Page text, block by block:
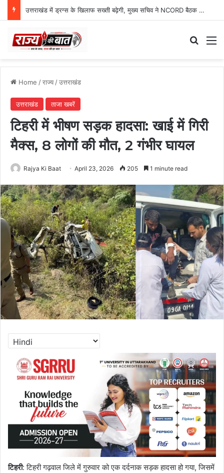
उत्तराखंड में ड्रग्स के खिलाफ सख्ती बढ़ेगी, मुख्य सचिव ने NCORD बैठक में दिए कड़े निर्देश
Home /राज्य/उत्तराखंड
उत्तराखंड ताजा खबरें
टिहरी में भीषण सड़क हादसा: खाई में गिरी
मैक्स, 8 लोगों की मौत, 2 गंभीर घायल
Rajya Ki Baat April 23, 2026 205 1 minute read
टिहरी: टिहरी गढ़वाल जिले में गुरुवार को एक दर्दनाक सड़क हादसा हो गया, जिसमें